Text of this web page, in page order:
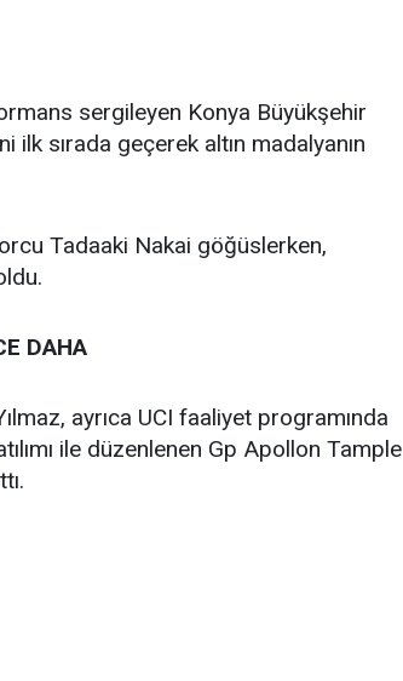
sergileyen Konya Büyükşehir
sırada geçerek altın madalyanın
Tadaaki Nakai göğüslerken,
DAHA
ayrıca UCI faaliyet programında
ile düzenlenen Gp Apollon Tample